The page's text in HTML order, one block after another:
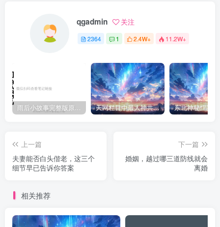
qgadmin 关注
2364 1 2.4W+ 11.2W+
雨后小故事完整版原片动态图（图+文字解说版） 天网栏目中最人神共愤的一期《消失的夫妻》
上一篇
夫妻能否白头偕老，这三个
细节早已告诉你答案
下一篇
婚姻，越过哪三道防线就会
离婚
相关推荐